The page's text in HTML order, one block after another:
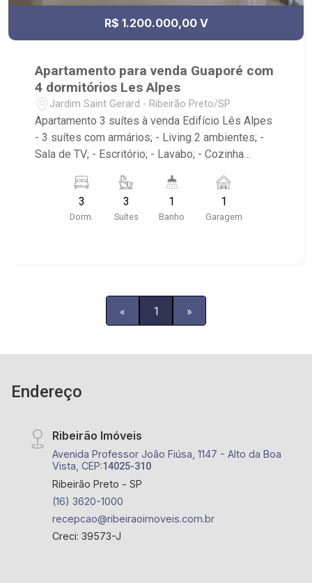
cidade - Av. Professor João Fiúsa, 1147 - Alto da
Boa Vista, Ribeirão Preto - SP.
R$ 1.200.000,00 V
Apartamento para venda Guaporé com
4 dormitórios Les Alpes
Jardim Saint Gerard - Ribeirão Preto/SP
Apartamento 3 suítes à venda Edifício Lês Alpes
- 3 suítes com armários; - Living 2 ambientes; -
Sala de TV; - Escritório; - Lavabo; - Cozinha
fechada em vidro; - 2 vagas de garagem; -
Condomínio com portaria 24 horas, piscinas
adulto e infantil, academia, salão de jogos, salão
3
Dorm.
3
Suítes
1
Banho
1
Garagem
« 1 »
Endereço
Ribeirão Imóveis
Avenida Professor João Fiúsa, 1147 - Alto da Boa
Vista, CEP:14025-310
Ribeirão Preto - SP
(16) 3620-1000
recepcao@ribeiraoimoveis.com.br
Creci: 39573-J